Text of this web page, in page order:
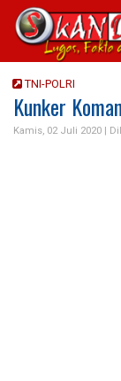
TNI-POLRI
Kunker
Kamis, 02 Juli 2020 |